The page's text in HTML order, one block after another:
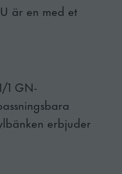
är en med et
1 GN-
erbjuder